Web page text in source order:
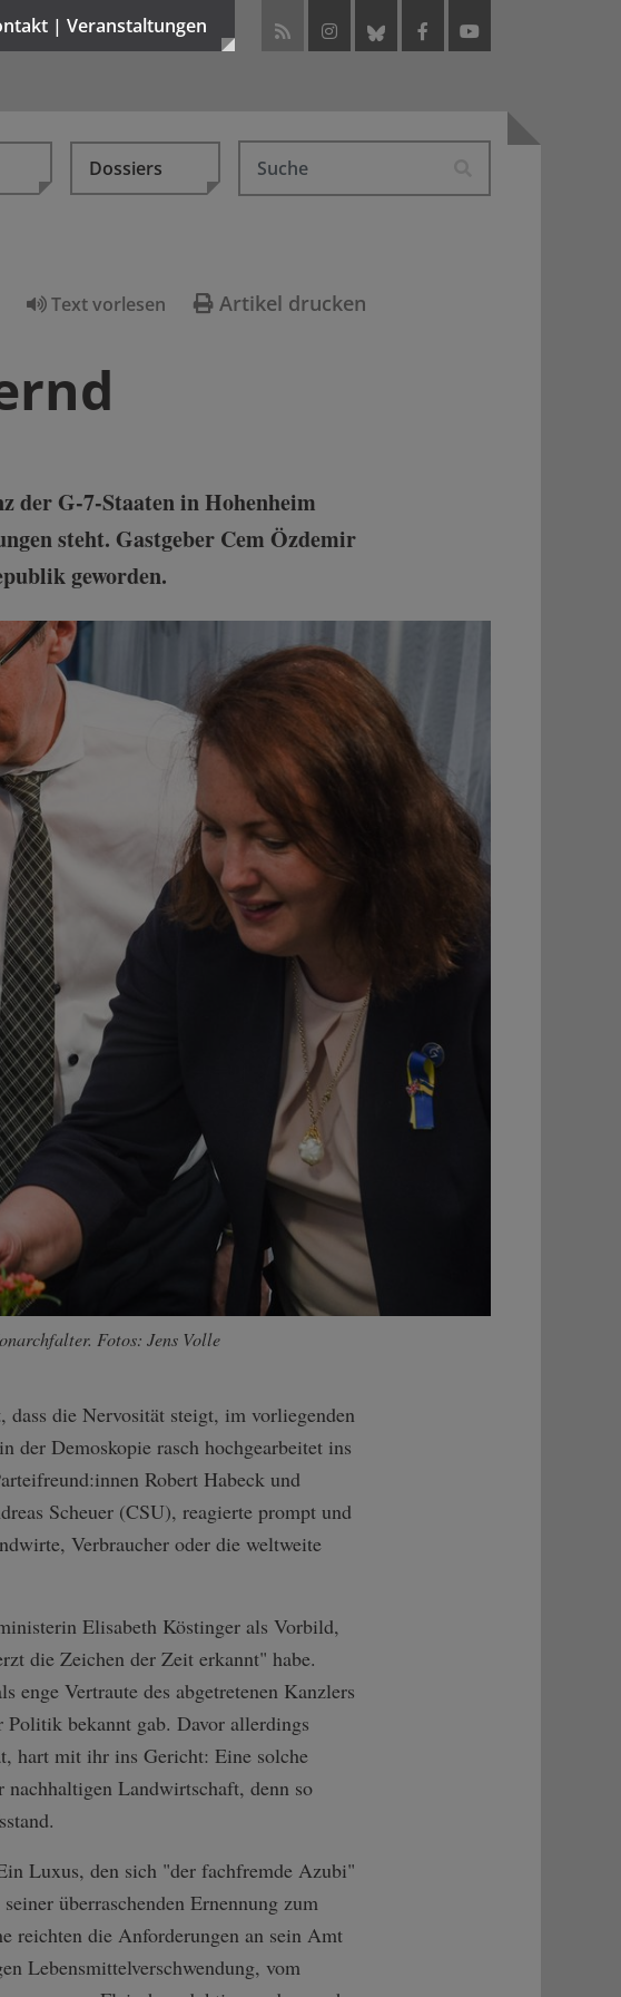
| Veranstaltungen
Dossiers
Text vorlesen Artikel drucken
der G-7-Staaten in Hohenheim
steht. Gastgeber Cem Özdemir
geworden.
Fotos: Jens Volle
die Nervosität steigt, im vorliegenden
der Demoskopie rasch hochgearbeitet ins
Robert Habeck und
Scheuer (CSU), reagierte prompt und
Verbraucher oder die weltweite
Elisabeth Köstinger als Vorbild,
die Zeichen der Zeit erkannt" habe.
enge Vertraute des abgetretenen Kanzlers
bekannt gab. Davor allerdings
hart mit ihr ins Gericht: Eine solche
Landwirtschaft, denn so
Luxus, den sich "der fachfremde Azubi"
überraschenden Ernennung zum
reichten die Anforderungen an sein Amt
Lebensmittelverschwendung, vom